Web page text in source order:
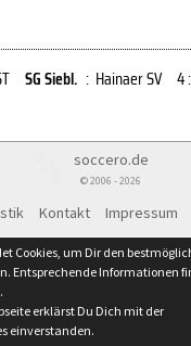
SG Siebl. : Hainaer SV 4
soccero.de
© 2006 - 2026
Kontakt Impressum
Cookies, um Dir den
Entsprechende Informationen
.
erklärst Du Dich mit der
einverstanden.